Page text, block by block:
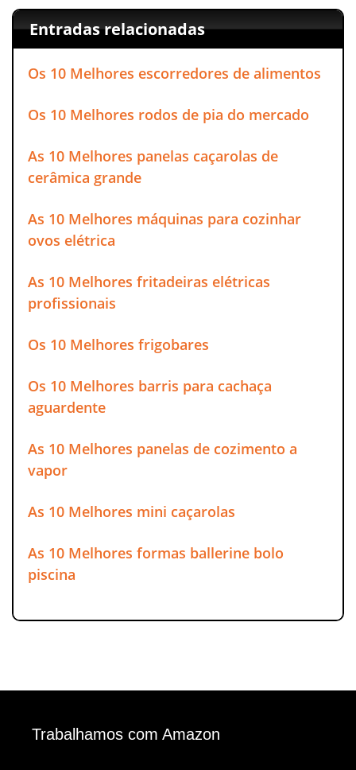
Entradas relacionadas
Os 10 Melhores escorredores de alimentos
Os 10 Melhores rodos de pia do mercado
As 10 Melhores panelas caçarolas de
cerâmica grande
As 10 Melhores máquinas para cozinhar
ovos elétrica
As 10 Melhores fritadeiras elétricas
profissionais
Os 10 Melhores frigobares
Os 10 Melhores barris para cachaça
aguardente
As 10 Melhores panelas de cozimento a
vapor
As 10 Melhores mini caçarolas
As 10 Melhores formas ballerine bolo
piscina
Trabalhamos com Amazon